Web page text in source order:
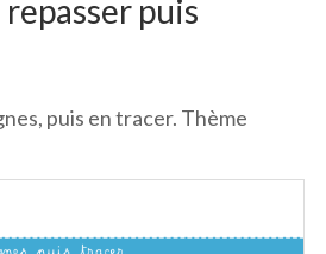
puis
puis en tracer. Thème